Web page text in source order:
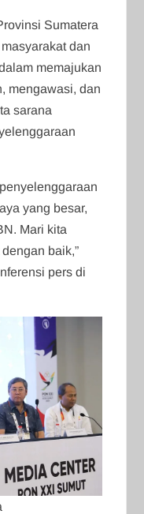
Sumatera
dan
memajukan
mengawasi, dan
sarana
yang besar,
Mari kita
baik,”
pers di